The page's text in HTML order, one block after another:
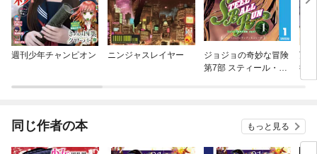
週刊少年チャンピオン ニンジャスレイヤー
ジョジョの奇妙な冒険
第7部 スティール・ボ
万
術
る
が
た
ら
同じ作者の本 もっと見る